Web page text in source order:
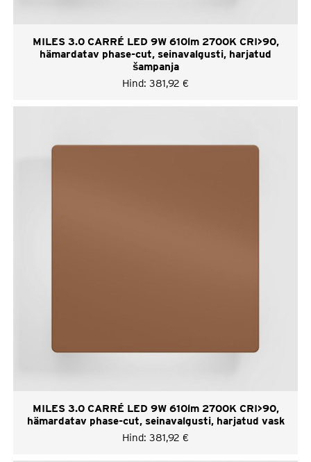
MILES 3.0 CARRÉ LED 9W 610lm 2700K CRI>90,
hämardatav phase-cut, seinavalgusti, harjatud
šampanja
Hind: 381,92 €
MILES 3.0 CARRÉ LED 9W 610lm 2700K CRI>90,
hämardatav phase-cut, seinavalgusti, harjatud vask
Hind: 381,92 €